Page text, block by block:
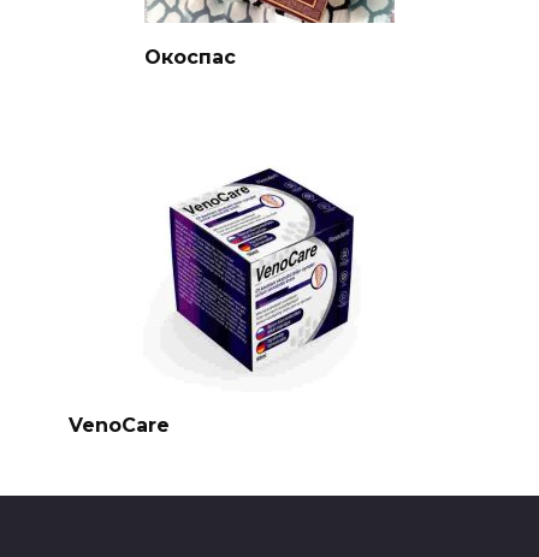
Окоспас
VenoCare